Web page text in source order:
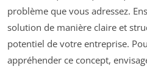
problème que vous adressez.
solution de manière claire et
potentiel de votre entreprise.
appréhender ce concept,